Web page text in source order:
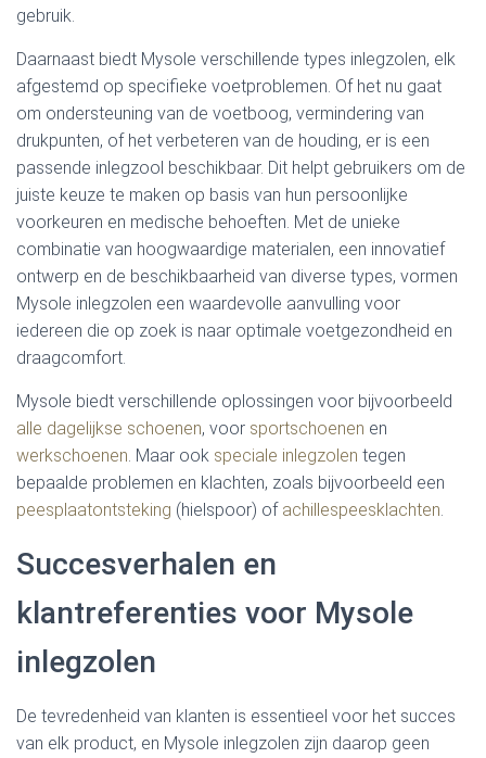
gebruik.
Daarnaast biedt Mysole verschillende types inlegzolen, elk
afgestemd op specifieke voetproblemen. Of het nu gaat
om ondersteuning van de voetboog, vermindering van
drukpunten, of het verbeteren van de houding, er is een
passende inlegzool beschikbaar. Dit helpt gebruikers om de
juiste keuze te maken op basis van hun persoonlijke
voorkeuren en medische behoeften. Met de unieke
combinatie van hoogwaardige materialen, een innovatief
ontwerp en de beschikbaarheid van diverse types, vormen
Mysole inlegzolen een waardevolle aanvulling voor
iedereen die op zoek is naar optimale voetgezondheid en
draagcomfort.
Mysole biedt verschillende oplossingen voor bijvoorbeeld
alle dagelijkse schoenen, voor sportschoenen en
werkschoenen. Maar ook speciale inlegzolen tegen
bepaalde problemen en klachten, zoals bijvoorbeeld een
peesplaatontsteking (hielspoor) of achillespeesklachten.
Succesverhalen en
klantreferenties voor Mysole
inlegzolen
De tevredenheid van klanten is essentieel voor het succes
van elk product, en Mysole inlegzolen zijn daarop geen